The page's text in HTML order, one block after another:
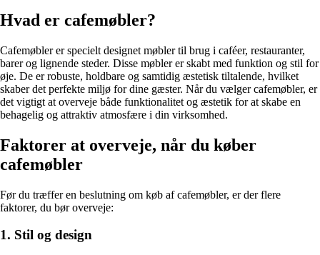
Hvad er cafemøbler?
Cafemøbler er specielt designet møbler til brug i caféer, restauranter,
barer og lignende steder. Disse møbler er skabt med funktion og stil for
øje. De er robuste, holdbare og samtidig æstetisk tiltalende, hvilket
skaber det perfekte miljø for dine gæster. Når du vælger cafemøbler, er
det vigtigt at overveje både funktionalitet og æstetik for at skabe en
behagelig og attraktiv atmosfære i din virksomhed.
Faktorer at overveje, når du køber
cafemøbler
Før du træffer en beslutning om køb af cafemøbler, er der flere
faktorer, du bør overveje:
1. Stil og design